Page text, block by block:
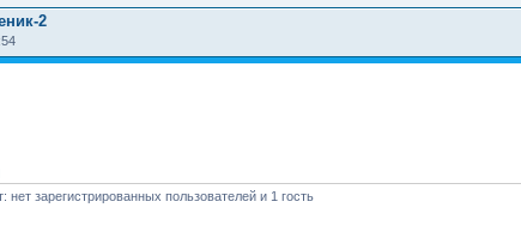
2
зарегистрированных пользователей и 1 гость